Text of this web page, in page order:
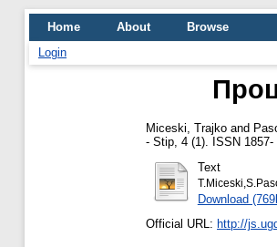
Home About
Browse
Login
Miceski, Trajko and
- Stip, 4 (1). ISSN 1857-
Text
Download
Official URL: http://